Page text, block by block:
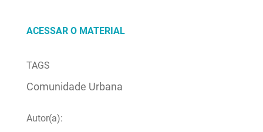
ACESSAR O MATERIAL
TAGS
Comunidade Urbana
Autor(a):